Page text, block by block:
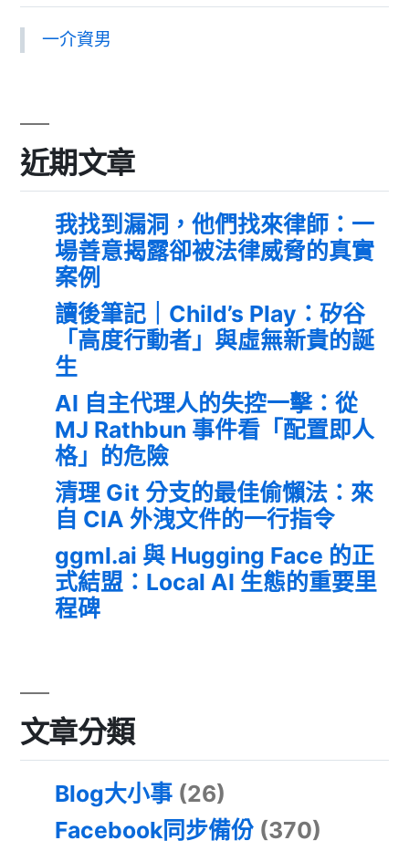
一介資男
近期文章
我找到漏洞，他們找來律師：一
場善意揭露卻被法律威脅的真實
案例
讀後筆記｜Child’s Play：矽谷
「高度行動者」與虛無新貴的誕
生
AI 自主代理人的失控一擊：從
MJ Rathbun 事件看「配置即人
格」的危險
清理 Git 分支的最佳偷懶法：來
自 CIA 外洩文件的一行指令
ggml.ai 與 Hugging Face 的正
式結盟：Local AI 生態的重要里
程碑
文章分類
Blog大小事 (26)
Facebook同步備份 (370)